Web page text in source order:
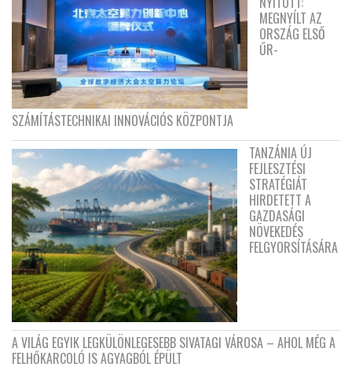
MEGNYÍLT AZ
ORSZÁG ELSŐ
ŰR-
SZÁMÍTÁSTECHNIKAI INNOVÁCIÓS KÖZPONTJA
TANZÁNIA ÚJ
FEJLESZTÉSI
STRATÉGIÁT
HIRDETETT A
GAZDASÁGI
NÖVEKEDÉS
FELGYORSÍTÁSÁRA
A VILÁG EGYIK LEGKÜLÖNLEGESEBB SIVATAGI VÁROSA – AHOL MÉG A
FELHŐKARCOLÓ IS AGYAGBÓL ÉPÜLT